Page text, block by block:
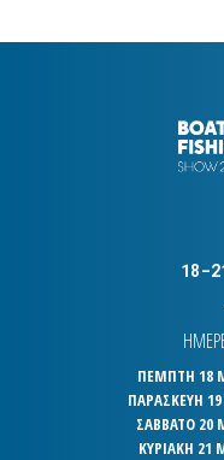
18-
ΠΕΜΠΤΗ 18
ΠΑΡΑΣΚΕΥΗ
ΣΑΒΒΑΤΟ 20
ΚΥΡΙΑΚΗ 21